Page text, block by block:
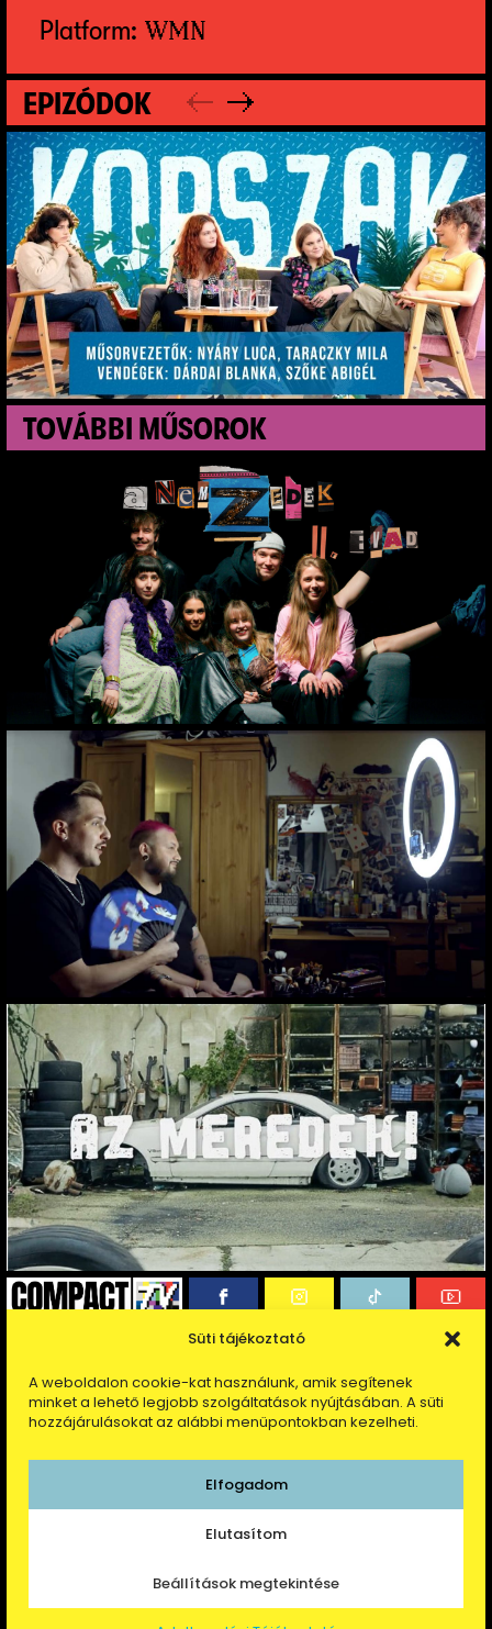
Süti tájékoztató
A weboldalon cookie-kat használunk, amik segítenek
minket a lehető legjobb szolgáltatások nyújtásában. A süti
hozzájárulásokat az alábbi menüpontokban kezelheti.
Elfogadom
Elutasítom
Beállítások megtekintése
Platform: WMN
EPIZÓDOK
TOVÁBBI MŰSOROK
info@compacttv.hu
design byfilkeyway code bysuperlab